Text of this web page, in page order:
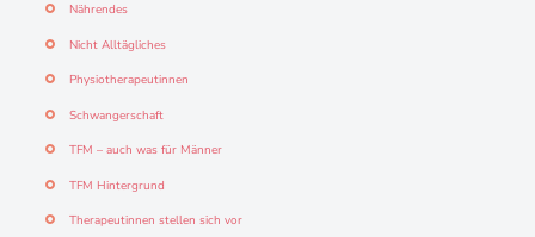
Nährendes
Nicht Alltägliches
Physiotherapeutinnen
Schwangerschaft
TFM – auch was für Männer
TFM Hintergrund
Therapeutinnen stellen sich vor